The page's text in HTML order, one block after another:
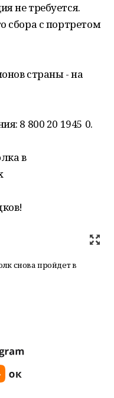
не требуется.
сбора с портретом
страны - на
8 800 20 1945 0.
в
снова пройдет в